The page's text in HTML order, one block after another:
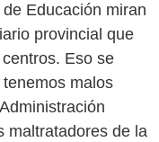
Educación miran
provincial que
Eso se
malos
maltratadores de la